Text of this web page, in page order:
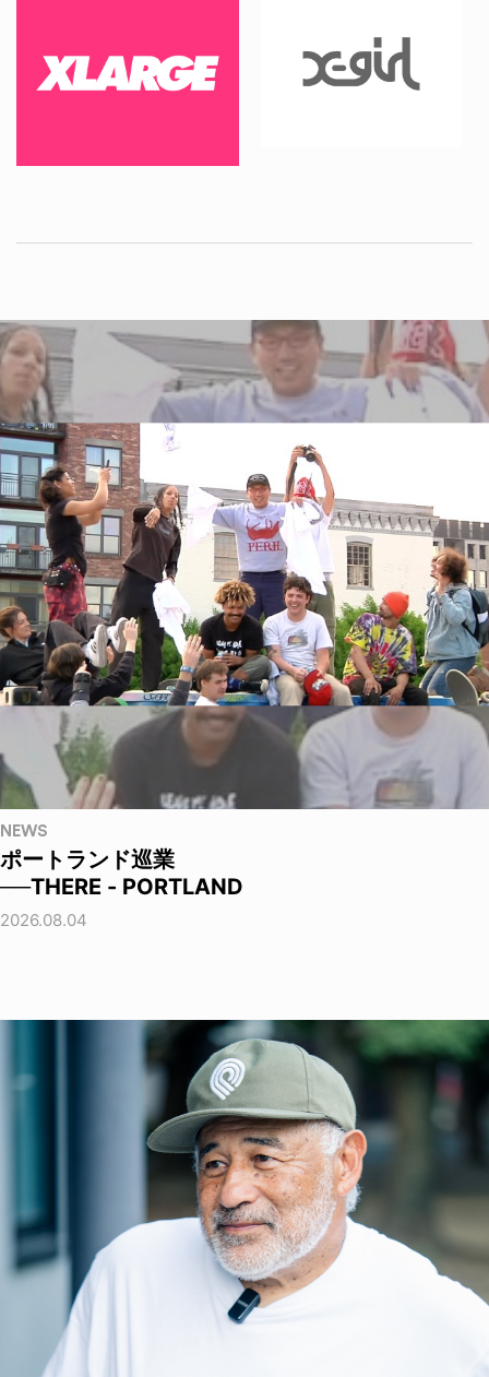
NEWS
ポートランド巡業
──THERE - PORTLAND
2026.08.04